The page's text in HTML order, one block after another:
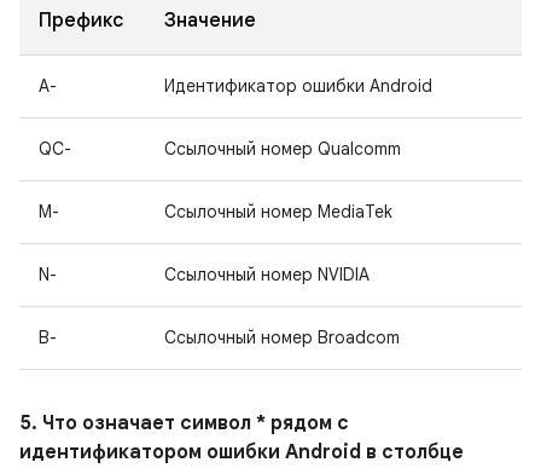
Префикс Значение
A- Идентификатор ошибки Android
QC- Ссылочный номер Qualcomm
M- Ссылочный номер MediaTek
N- Ссылочный номер NVIDIA
B- Ссылочный номер Broadcom
5. Что означает символ * рядом с
идентификатором ошибки Android в столбце